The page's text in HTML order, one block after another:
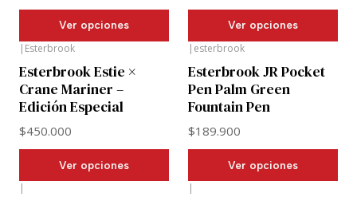
Ver opciones Ver opciones
| Esterbrook
Esterbrook Estie ×
Crane Mariner –
Edición Especial
$450.000
Ver opciones
| esterbrook
Esterbrook JR Pocket
Pen Palm Green
Fountain Pen
$189.900
Ver opciones
| |